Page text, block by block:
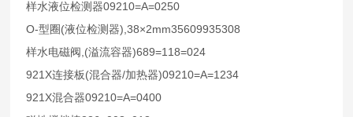
样水液位检测器09210=A=0250
O-型圈 (液位检测器),38×2mm35609935308
样水电磁阀 ,(溢流容器)689=118=024
921X连接板 (混合器/加热器)09210=A=1234
921X混合器09210=A=0400